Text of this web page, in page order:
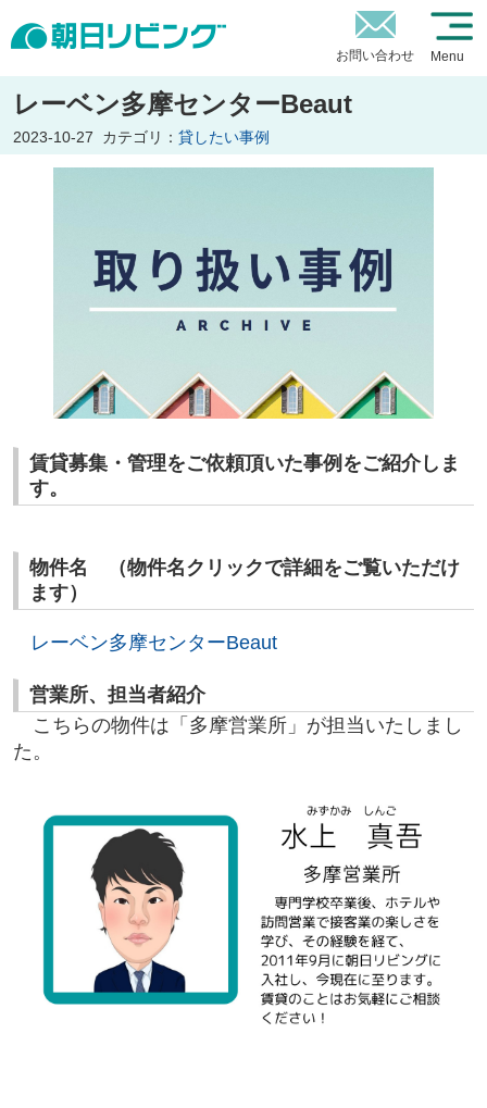
お問い合わせ Menu
レーベン多摩センターBeaut
2023-10-27 カテゴリ： 貸したい事例
賃貸募集・管理をご依頼頂いた事例をご紹介しま
す。
物件名 （物件名クリックで詳細をご覧いただけ
ます）
レーベン多摩センターBeaut
営業所、担当者紹介
こちらの物件は「多摩営業所」が担当いたしまし
た。